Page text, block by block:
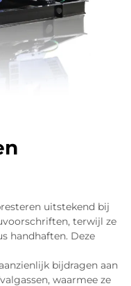
uitstekend bij
terwijl ze
handhaften. Deze
bijdragen aan
waarmee ze